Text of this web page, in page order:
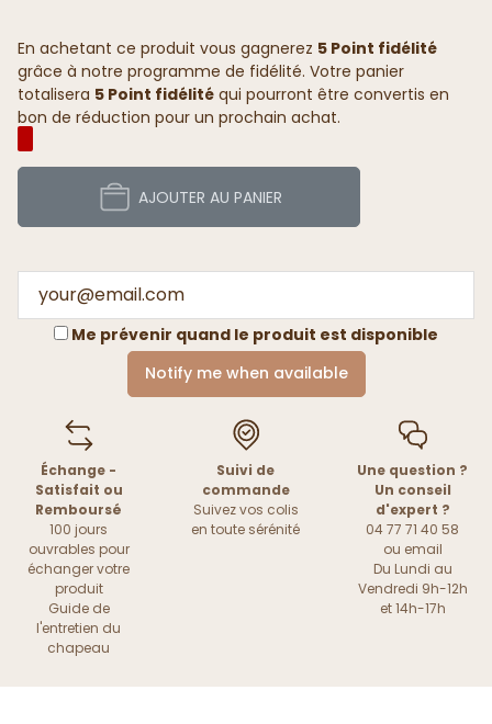
En achetant ce produit vous gagnerez 5 Point fidélité
grâce à notre programme de fidélité. Votre panier
totalisera 5 Point fidélité qui pourront être convertis en
bon de réduction pour un prochain achat.
AJOUTER AU PANIER
Me prévenir quand le produit est disponible
Notify me when available
Échange -
Satisfait ou
Remboursé
100 jours
ouvrables pour
échanger votre
produit
Guide de
l'entretien du
chapeau
Suivi de
commande
Suivez vos colis
en toute sérénité
Une question ?
Un conseil
d'expert ?
04 77 71 40 58
ou email
Du Lundi au
Vendredi 9h-12h
et 14h-17h